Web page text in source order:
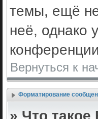
темы, ещё
неё, однако
Вернуться к
Форматирование
» Что такое